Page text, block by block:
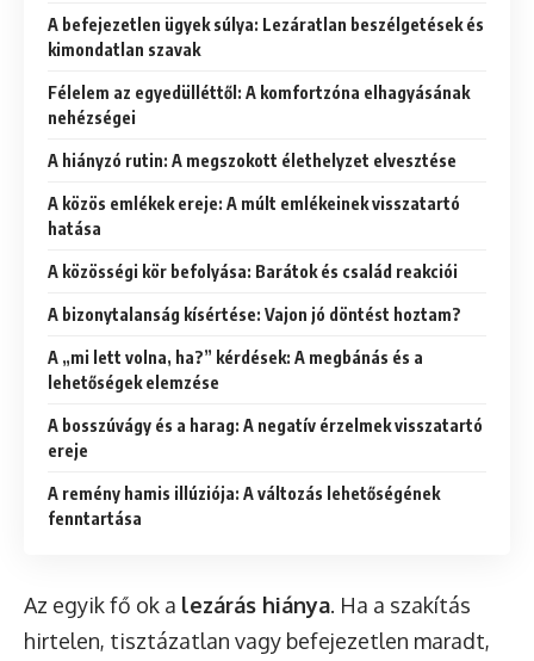
A befejezetlen ügyek súlya: Lezáratlan beszélgetések és
kimondatlan szavak
Félelem az egyedülléttől: A komfortzóna elhagyásának
nehézségei
A hiányzó rutin: A megszokott élethelyzet elvesztése
A közös emlékek ereje: A múlt emlékeinek visszatartó
hatása
A közösségi kör befolyása: Barátok és család reakciói
A bizonytalanság kísértése: Vajon jó döntést hoztam?
A „mi lett volna, ha?” kérdések: A megbánás és a
lehetőségek elemzése
A bosszúvágy és a harag: A negatív érzelmek visszatartó
ereje
A remény hamis illúziója: A változás lehetőségének
fenntartása
Az egyik fő ok a lezárás hiánya. Ha a szakítás
hirtelen, tisztázatlan vagy befejezetlen maradt,